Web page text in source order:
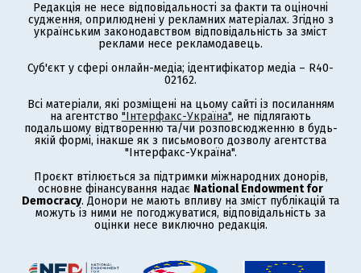
Редакція не несе відповідальності за факти та оціночні
судження, оприлюднені у рекламних матеріалах. Згідно з
українським законодавством відповідальність за зміст
реклами несе рекламодавець.
Суб'єкт у сфері онлайн-медіа; ідентифікатор медіа – R40-
02162.
Всі матеріали, які розміщені на цьому сайті із посиланням
на агентство "Інтерфакс-Україна", не підлягають
подальшому відтворенню та/чи розповсюдженню в будь-
якій формі, інакше як з письмового дозволу агентства
"Інтерфакс-Україна".
Проєкт втілюється за підтримки міжнародних донорів,
основне фінансування надає National Endowment for
Democracy. Донори не мають впливу на зміст публікацій та
можуть із ними не погоджуватися, відповідальність за
оцінки несе виключно редакція.